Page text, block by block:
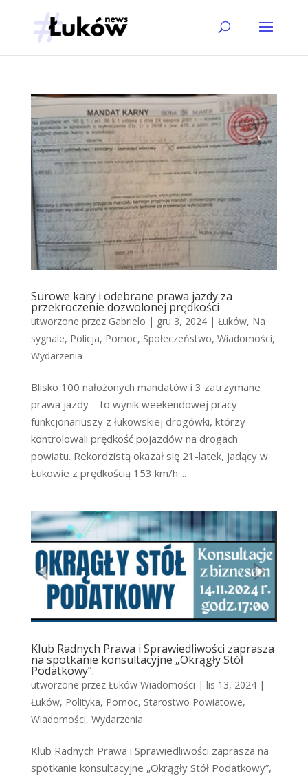
Surowe kary i odebrane prawa jazdy za
przekroczenie dozwolonej prędkości
utworzone przez Gabrielo | gru 3, 2024| Łuków, Na
sygnale, Policja, Pomoc, Społeczeństwo, Wiadomości,
Wydarzenia
Blisko 100 nałożonych mandatów i 3 zatrzymane
prawa jazdy – to wynik weekendowej pracy
funkcjonariuszy z łukowskiej drogówki, którzy
kontrolowali prędkość pojazdów na drogach
powiatu. Rekordzistą okazał się 21-latek, jadący w
Łukowie z prędkością 153 km/h....
Klub Radnych Prawa i Sprawiedliwości zaprasza
na spotkanie konsultacyjne „Okrągły Stół
Podatkowy”.
utworzone przez Łuków Wiadomości | lis 13, 2024|
Łuków, Polityka, Pomoc, Starostwo Powiatowe,
Wiadomości, Wydarzenia
Klub Radnych Prawa i Sprawiedliwości zaprasza na
spotkanie konsultacyjne „Okrągły Stół Podatkowy”,